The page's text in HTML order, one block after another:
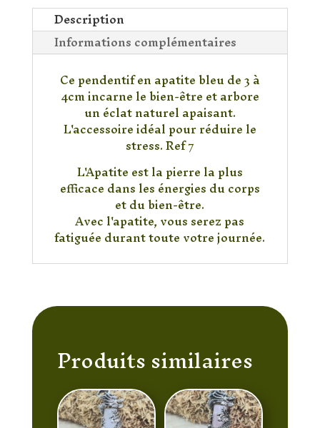
Description
Informations complémentaires
Ce pendentif en apatite bleu de 3 à
4cm incarne le bien-être et arbore
un éclat naturel apaisant.
L'accessoire idéal pour réduire le
stress. Ref 7
L'Apatite est la pierre la plus
efficace dans les énergies du corps
et du bien-être.
Avec l'apatite, vous serez pas
fatiguée durant toute votre journée.
Produits similaires